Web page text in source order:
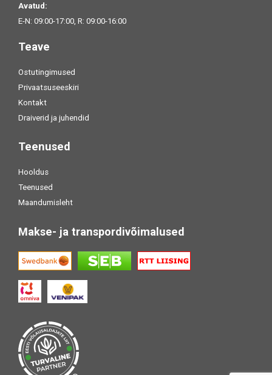
Avatud:
E-N: 09:00-17:00, R: 09:00-16:00
Teave
Ostutingimused
Privaatsuseeskiri
Kontakt
Draiverid ja juhendid
Teenused
Hooldus
Teenused
Maandumisleht
Makse- ja transpordivõimalused